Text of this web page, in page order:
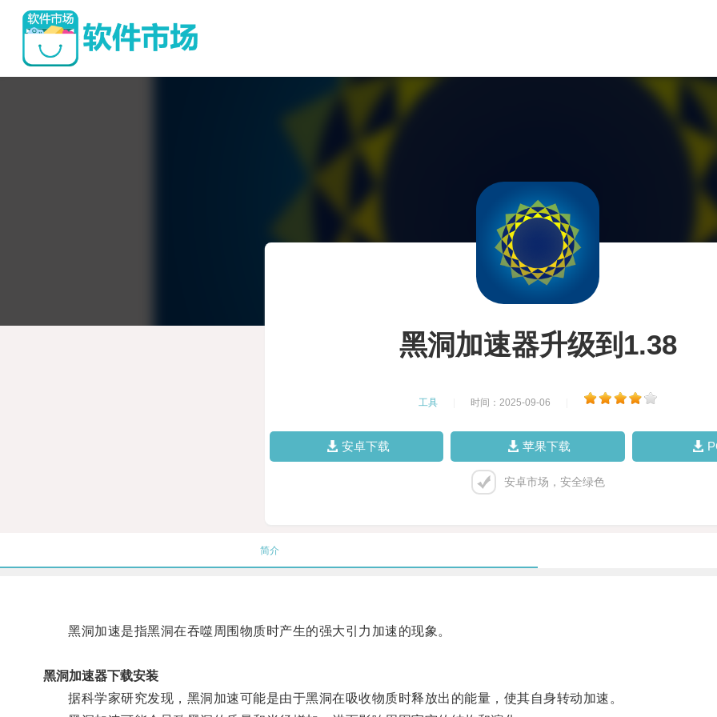
黑洞加速器升级到1.38
工具 时间：2025-09-06
安卓下载 苹果下载
安卓市场，安全绿色
简介
黑洞加速是指黑洞在吞噬周围物质时产生的强大引力加速的现象。
黑洞加速器下载安装
据科学家研究发现，黑洞加速可能是由于黑洞在吸收物质时释放出的能量，使其自身转动加速。